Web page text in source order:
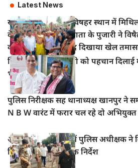
Latest News
खानपुर बाजार स्थित विषहर स्थान में
के अवसर पर विषहर माता के पुजारी ने
कर पूजा अर्चना के बाद दिखाया खेल
हिंदी सिनेमा में भोजपुरी को पहचान दिलाई
भावुक
पुलिस निरीक्षक सह थानाध्यक्ष खानपुर ने
N B W वारंट में फरार चल रहे दो अभियुक्त
आभूषण चोरी मामले में पुलिस अधीक्षक ने
निरीक्षण, दिए आवश्यक निर्देश